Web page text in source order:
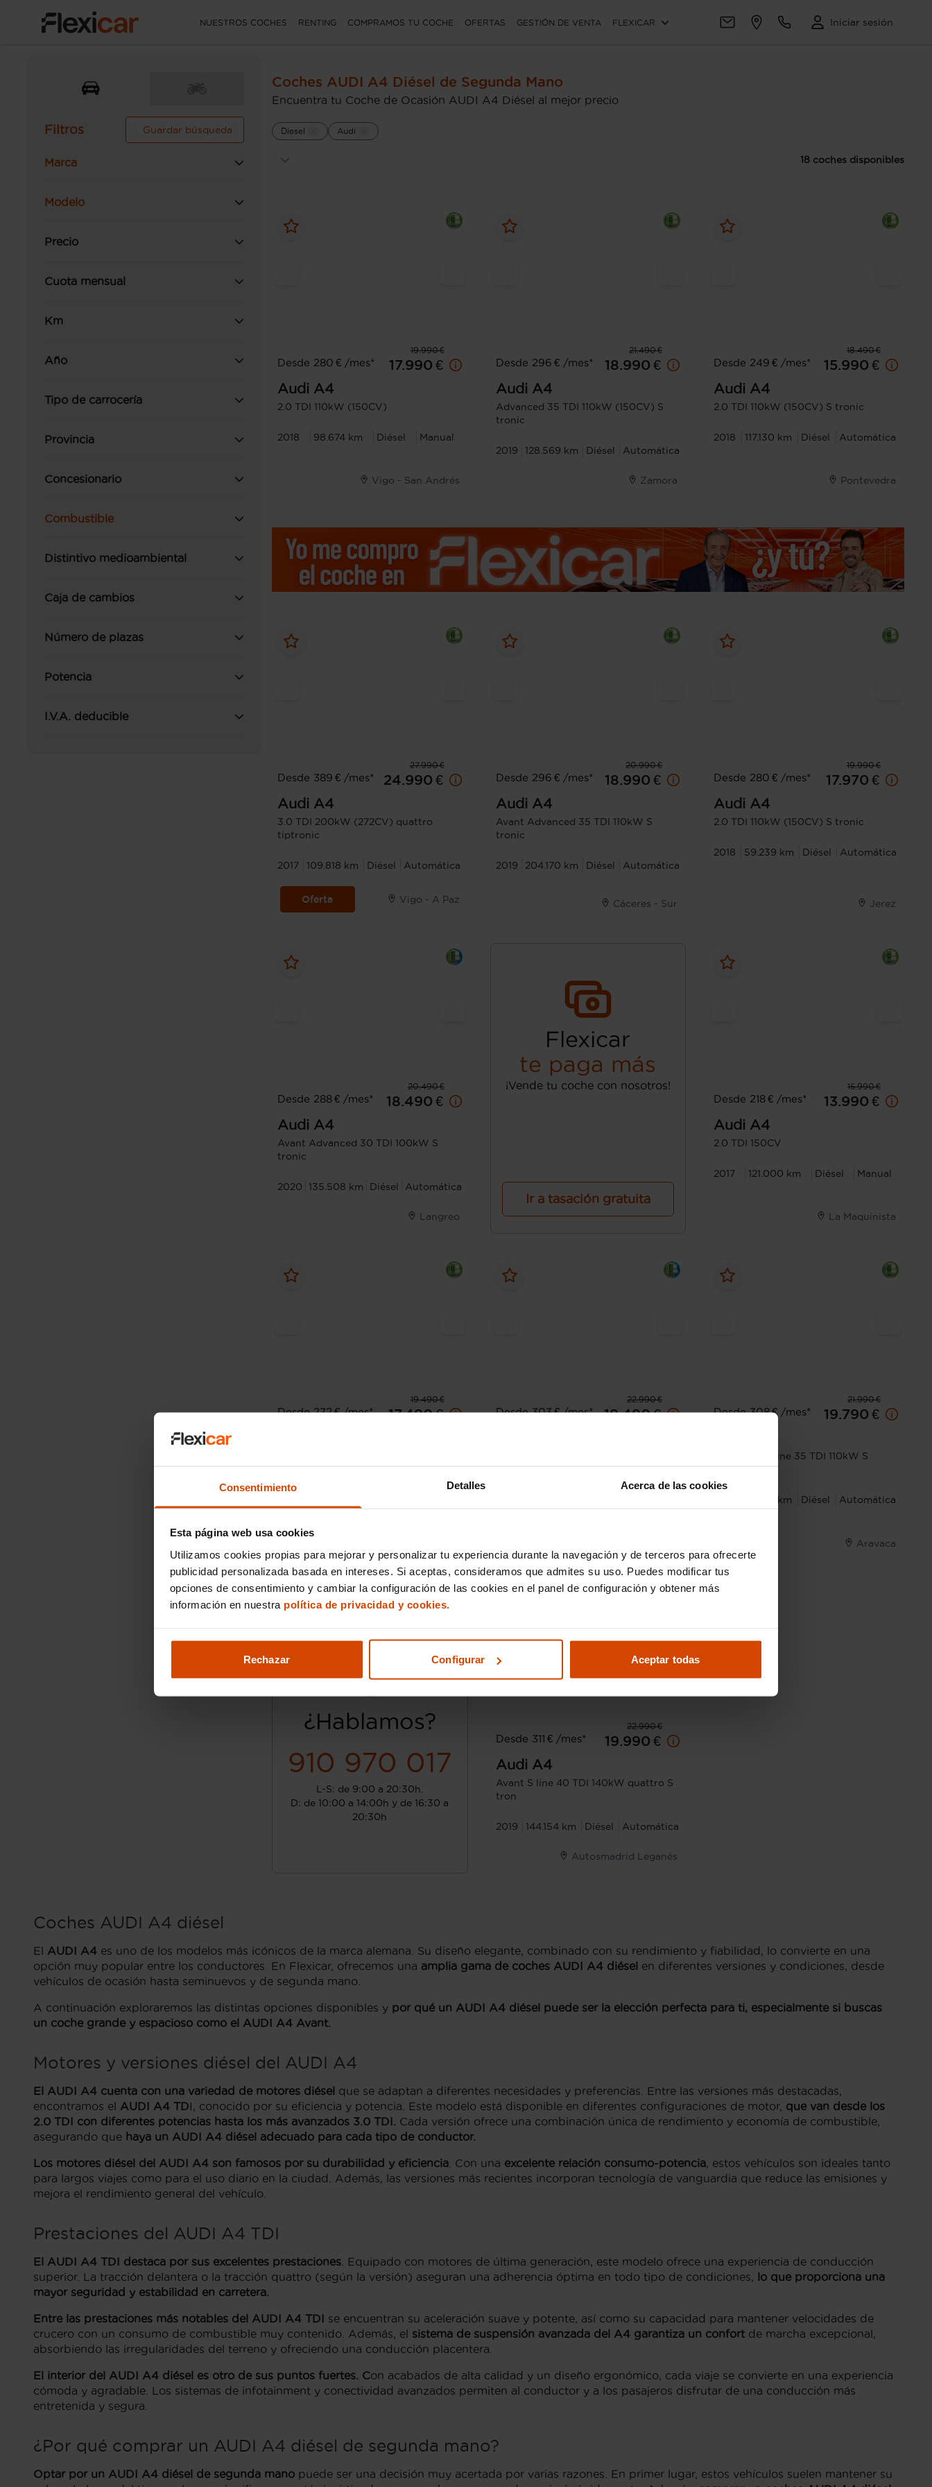
Consentimiento Detalles Acerca de las cookies
Esta página web usa cookies
Utilizamos cookies propias para mejorar y personalizar tu experiencia durante la navegación y de terceros para ofrecerte
publicidad personalizada basada en intereses. Si aceptas, consideramos que admites su uso. Puedes modificar tus
opciones de consentimiento y cambiar la configuración de las cookies en el panel de configuración y obtener más
información en nuestra política de privacidad y cookies.
Rechazar Configurar Aceptar todas
NUESTROS COCHES RENTING COMPRAMOS TU COCHE OFERTAS GESTIÓN DE VENTA FLEXICAR Iniciar sesión
Filtros Guardar búsqueda
Marca
Modelo
Precio
Cuota mensual
Km
Año
Tipo de carrocería
Provincia
Concesionario
Combustible
Distintivo medioambiental
Caja de cambios
Número de plazas
Potencia
I.V.A. deducible
Coches AUDI A4 Diésel de Segunda Mano
Encuentra tu Coche de Ocasión AUDI A4 Diésel al mejor precio
Diesel Audi
18 coches disponibles
19.990 €
Desde 280 € /mes*
17.990 €
Audi A4
2.0 TDI 110kW (150CV)
2018 98.674 km Diésel Manual
Vigo - San Andrés
21.490 €
Desde 296 € /mes*
18.990 €
Audi A4
Advanced 35 TDI 110kW (150CV) S
tronic
2019 128.569 km Diésel Automática
Zamora
18.490 €
Desde 249 € /mes*
15.990 €
Audi A4
2.0 TDI 110kW (150CV) S tronic
2018 117.130 km Diésel Automática
Pontevedra
27.990 €
Desde 389 € /mes*
24.990 €
Audi A4
3.0 TDI 200kW (272CV) quattro
tiptronic
2017 109.818 km Diésel Automática
Oferta Vigo - A Paz
20.990 €
Desde 296 € /mes*
18.990 €
Audi A4
Avant Advanced 35 TDI 110kW S
tronic
2019 204.170 km Diésel Automática
Cáceres - Sur
19.990 €
Desde 280 € /mes*
17.970 €
Audi A4
2.0 TDI 110kW (150CV) S tronic
2018 59.239 km Diésel Automática
Jerez
20.490 €
Desde 288 € /mes*
18.490 €
Audi A4
Avant Advanced 30 TDI 100kW S
tronic
2020 135.508 km Diésel Automática
Langreo
Flexicar
te paga más
¡Vende tu coche con nosotros!
Ir a tasación gratuita
15.990 €
Desde 218 € /mes*
13.990 €
Audi A4
2.0 TDI 150CV
2017 121.000 km Diésel Manual
La Maquinista
19.490 €
Desde 272 € /mes*
17.490 €
22.990 €
Desde 303 € /mes*
19.490 €
21.990 €
Desde 308 € /mes*
19.790 €
Avant Black line 35 TDI 110kW S
125.191 km Diésel Automática
Aravaca
¿Hablamos?
910 970 017
L-S: de 9:00 a 20:30h.
D: de 10:00 a 14:00h y de 16:30 a
20:30h
22.990 €
Desde 311 € /mes*
19.990 €
Audi A4
Avant S line 40 TDI 140kW quattro S
tron
2019 144.154 km Diésel Automática
Autosmadrid Leganés
Coches AUDI A4 diésel
El AUDI A4 es uno de los modelos más icónicos de la marca alemana. Su diseño elegante, combinado con su rendimiento y fiabilidad, lo convierte en una
opción muy popular entre los conductores. En Flexicar, ofrecemos una amplia gama de coches AUDI A4 diésel en diferentes versiones y condiciones, desde
vehículos de ocasión hasta seminuevos y de segunda mano.
A continuación exploraremos las distintas opciones disponibles y por qué un AUDI A4 diésel puede ser la elección perfecta para ti, especialmente si buscas
un coche grande y espacioso como el AUDI A4 Avant.
Motores y versiones diésel del AUDI A4
El AUDI A4 cuenta con una variedad de motores diésel que se adaptan a diferentes necesidades y preferencias. Entre las versiones más destacadas,
encontramos el AUDI A4 TDI, conocido por su eficiencia y potencia. Este modelo está disponible en diferentes configuraciones de motor, que van desde los
2.0 TDI con diferentes potencias hasta los más avanzados 3.0 TDI. Cada versión ofrece una combinación única de rendimiento y economía de combustible,
asegurando que haya un AUDI A4 diésel adecuado para cada tipo de conductor.
Los motores diésel del AUDI A4 son famosos por su durabilidad y eficiencia . Con una excelente relación consumo-potencia, estos vehículos son ideales tanto
para largos viajes como para el uso diario en la ciudad. Además, las versiones más recientes incorporan tecnología de vanguardia que reduce las emisiones y
mejora el rendimiento general del vehículo.
Prestaciones del AUDI A4 TDI
El AUDI A4 TDI destaca por sus excelentes prestaciones . Equipado con motores de última generación, este modelo ofrece una experiencia de conducción
superior. La tracción delantera o la tracción quattro (según la versión) aseguran una adherencia óptima en todo tipo de condiciones, lo que proporciona una
mayor seguridad y estabilidad en carretera.
Entre las prestaciones más notables del AUDI A4 TDI se encuentran su aceleración suave y potente, así como su capacidad para mantener velocidades de
crucero con un consumo de combustible muy contenido. Además, el sistema de suspensión avanzada del A4 garantiza un confort de marcha excepcional,
absorbiendo las irregularidades del terreno y ofreciendo una conducción placentera.
El interior del AUDI A4 diésel es otro de sus puntos fuertes. Con acabados de alta calidad y un diseño ergonómico, cada viaje se convierte en una experiencia
cómoda y agradable. Los sistemas de infotainment y conectividad avanzados permiten al conductor y a los pasajeros disfrutar de una conducción más
entretenida y segura.
¿Por qué comprar un AUDI A4 diésel de segunda mano?
Optar por un AUDI A4 diésel de segunda mano puede ser una decisión muy acertada por varias razones. En primer lugar, estos vehículos suelen mantener su